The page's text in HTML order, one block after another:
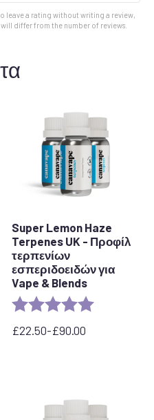
leave a rating without writing a review,
differ from the number of reviews.
Super Lemon Haze
Terpenes UK - Προφίλ
τερπενίων
εσπεριδοειδών για
Vape & Blends
Rating: 5.0 out of 5
£22.50-£90.00
Εύρος